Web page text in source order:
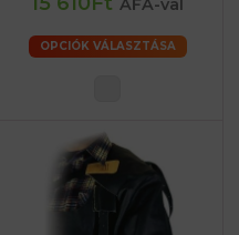
ÁFA-val
OPCIÓK VÁLASZTÁSA